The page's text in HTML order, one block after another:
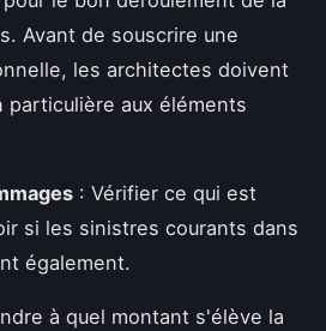
Avant de souscrire une
les architectes doivent
aux éléments
: Vérifier ce qui est
si les sinistres courants dans
également.
à quel montant s'élève la